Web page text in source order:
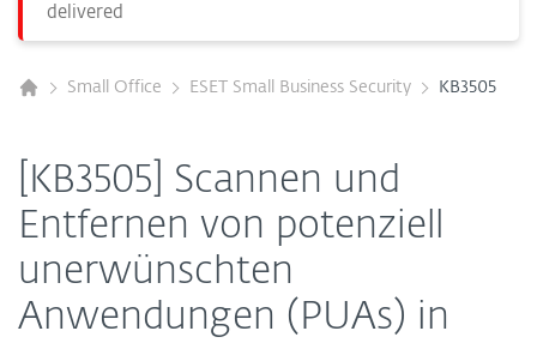
delivered
Small Office ESET Small Business Security KB3505
[KB3505] Scannen und
Entfernen von potenziell
unerwünschten
Anwendungen (PUAs) in